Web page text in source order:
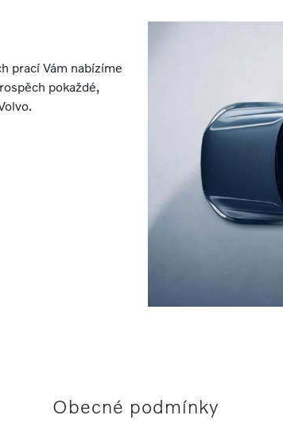
prací Vám nabízíme
pokaždé,
Obecné podmínky